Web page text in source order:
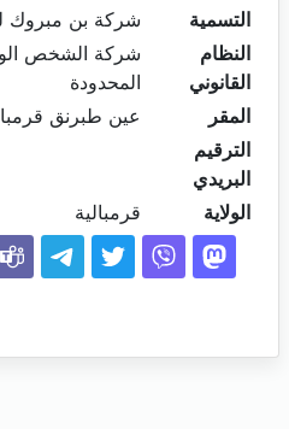
التسمية
شركة بن مبروك
النظام
القانوني
شركة الشخص
المحدودة
المقر
عين طبرنق قرمبالية
الترقيم
البريدي
الولاية
قرمبالية